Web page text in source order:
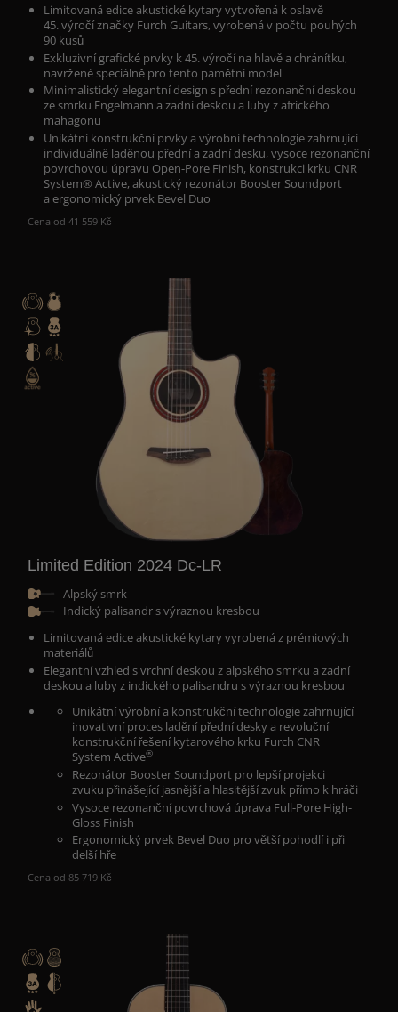
Limitovaná edice akustické kytary vytvořená k oslavě
45. výročí značky Furch Guitars, vyrobená v počtu pouhých
90 kusů
Exkluzivní grafické prvky k 45. výročí na hlavě a chránítku,
navržené speciálně pro tento pamětní model
Minimalistický elegantní design s přední rezonanční deskou
ze smrku Engelmann a zadní deskou a luby z afrického
mahagonu
Unikátní konstrukční prvky a výrobní technologie zahrnující
individuálně laděnou přední a zadní desku, vysoce rezonanční
povrchovou úpravu Open-Pore Finish, konstrukci krku CNR
System® Active, akustický rezonátor Booster Soundport
a ergonomický prvek Bevel Duo
Cena od 41 559 Kč
Limited Edition 2024 Dc-LR
Alpský smrk
Indický palisandr s výraznou kresbou
Limitovaná edice akustické kytary vyrobená z prémiových
materiálů
Elegantní vzhled s vrchní deskou z alpského smrku a zadní
deskou a luby z indického palisandru s výraznou kresbou
Unikátní výrobní a konstrukční technologie zahrnující
inovativní proces ladění přední desky a revoluční
konstrukční řešení kytarového krku Furch CNR
System Active®
Rezonátor Booster Soundport pro lepší projekci
zvuku přinášející jasnější a hlasitější zvuk přímo k hráči
Vysoce rezonanční povrchová úprava Full-Pore High-
Gloss Finish
Ergonomický prvek Bevel Duo pro větší pohodlí i při
delší hře
Cena od 85 719 Kč